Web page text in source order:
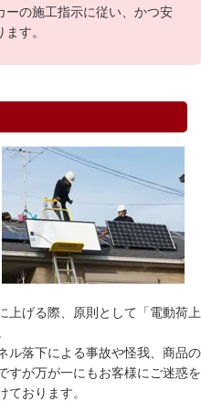
ーの施工指示に従い、かつ安
す。
上げる際、原則として「電動荷上
ル落下による事故や怪我、商品の
すが万が一にもお客様にご迷惑を
ております。